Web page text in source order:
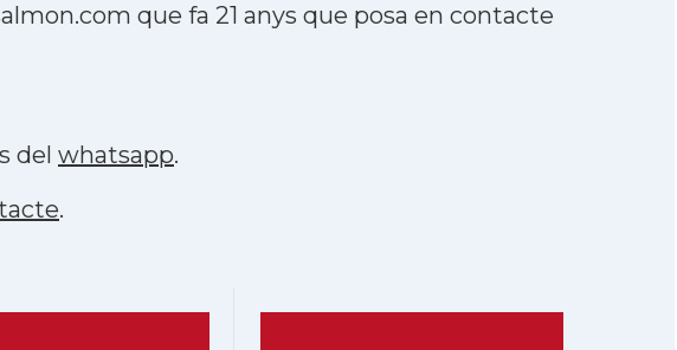
que fa 21 anys que posa en contacte
del whatsapp.
.